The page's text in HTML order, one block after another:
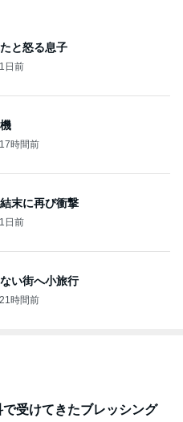
と怒る息子
1日前
17時間前
末に再び衝撃
1日前
い街へ小旅行
21時間前
受けてきたブレッシング